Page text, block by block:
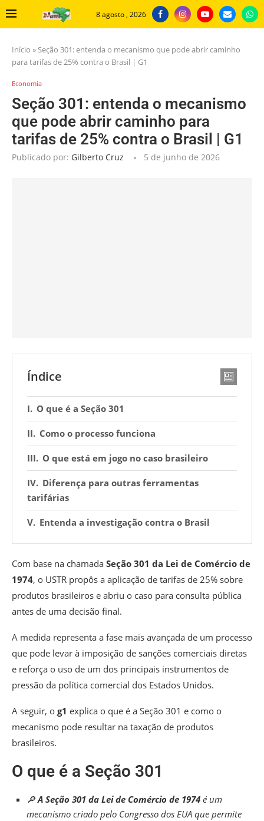
8 agosto , 2026
Início »Seção 301: entenda o mecanismo que pode abrir caminho
para tarifas de 25% contra o Brasil | G1
Economia
Seção 301: entenda o mecanismo
que pode abrir caminho para
tarifas de 25% contra o Brasil | G1
Publicado por: Gilberto Cruz 5 de junho de 2026
Índice
O que é a Seção 301
Como o processo funciona
O que está em jogo no caso brasileiro
Diferença para outras ferramentas
tarifárias
Entenda a investigação contra o Brasil
Com base na chamada Seção 301 da Lei de Comércio de
1974, o USTR propôs a aplicação de tarifas de 25% sobre
produtos brasileiros e abriu o caso para consulta pública
antes de uma decisão final.
A medida representa a fase mais avançada de um processo
que pode levar à imposição de sanções comerciais diretas
e reforça o uso de um dos principais instrumentos de
pressão da política comercial dos Estados Unidos.
A seguir, o g1 explica o que é a Seção 301 e como o
mecanismo pode resultar na taxação de produtos
brasileiros.
O que é a Seção 301
🔎A Seção 301 da Lei de Comércio de 1974 é um
mecanismo criado pelo Congresso dos EUA que permite